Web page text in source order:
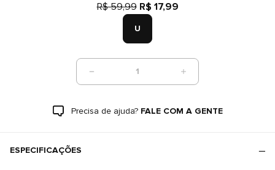
R$ 59,99 R$ 17,99
U
1
Precisa de ajuda? FALE COM A GENTE
ESPECIFICAÇÕES